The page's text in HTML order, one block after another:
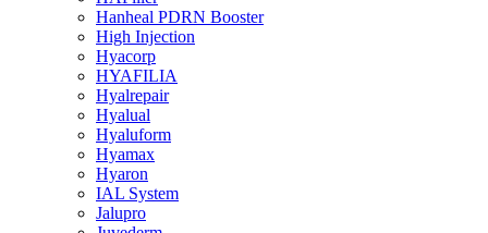
Hanheal PDRN Booster
High Injection
Hyacorp
HYAFILIA
Hyalrepair
Hyalual
Hyaluform
Hyamax
Hyaron
IAL System
Jalupro